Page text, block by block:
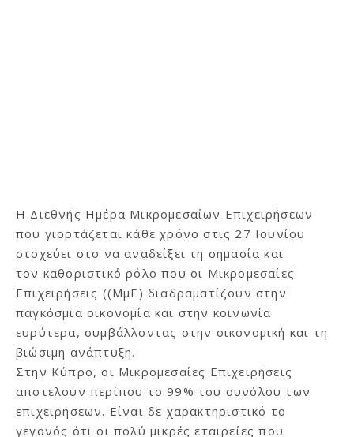
Η Διεθνής Ημέρα Μικρομεσαίων Επιχειρήσεων
που γιορτάζεται κάθε χρόνο στις 27 Ιουνίου
στοχεύει στο να αναδείξει τη σημασία και
τον καθοριστικό ρόλο που οι Μικρομεσαίες
Επιχειρήσεις ((ΜμΕ) διαδραματίζουν στην
παγκόσμια οικονομία και στην κοινωνία
ευρύτερα, συμβάλλοντας στην οικονομική και τη
βιώσιμη ανάπτυξη.
Στην Κύπρο, οι Μικρομεσαίες Επιχειρήσεις
αποτελούν περίπου το 99% του συνόλου των
επιχειρήσεων. Είναι δε χαρακτηριστικό το
γεγονός ότι οι πολύ μικρές εταιρείες που